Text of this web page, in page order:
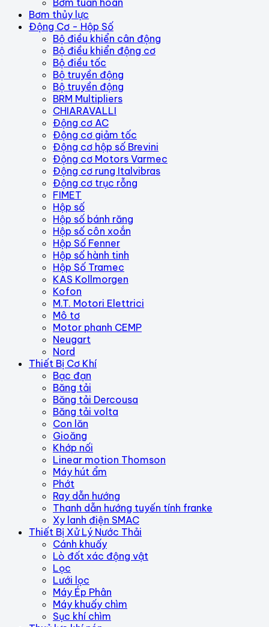
Bơm thủy lực
Động Cơ - Hộp Số
Bộ điều khiển cân động
Bộ điều khiển động cơ
Bộ điều tốc
Bộ truyền động
Bộ truyền động
BRM Multipliers
CHIARAVALLI
Động cơ AC
Động cơ giảm tốc
Động cơ hộp số Brevini
Động cơ Motors Varmec
Động cơ rung Italvibras
Động cơ trục rỗng
FIMET
Hộp số
Hộp số bánh răng
Hộp số côn xoắn
Hộp Số Fenner
Hộp số hành tinh
Hộp Số Tramec
KAS Kollmorgen
Kofon
M.T. Motori Elettrici
Mô tơ
Motor phanh CEMP
Neugart
Nord
Thiết Bị Cơ Khí
Bạc đạn
Băng tải
Băng tải Dercousa
Băng tải volta
Con lăn
Gioăng
Khớp nối
Linear motion Thomson
Máy hút ẩm
Phớt
Ray dẫn hướng
Thanh dẫn hướng tuyến tính franke
Xy lanh điện SMAC
Thiết Bị Xử Lý Nước Thải
Cánh khuấy
Lò đốt xác động vật
Lọc
Lưới lọc
Máy Ép Phân
Máy khuấy chìm
Sục khí chìm